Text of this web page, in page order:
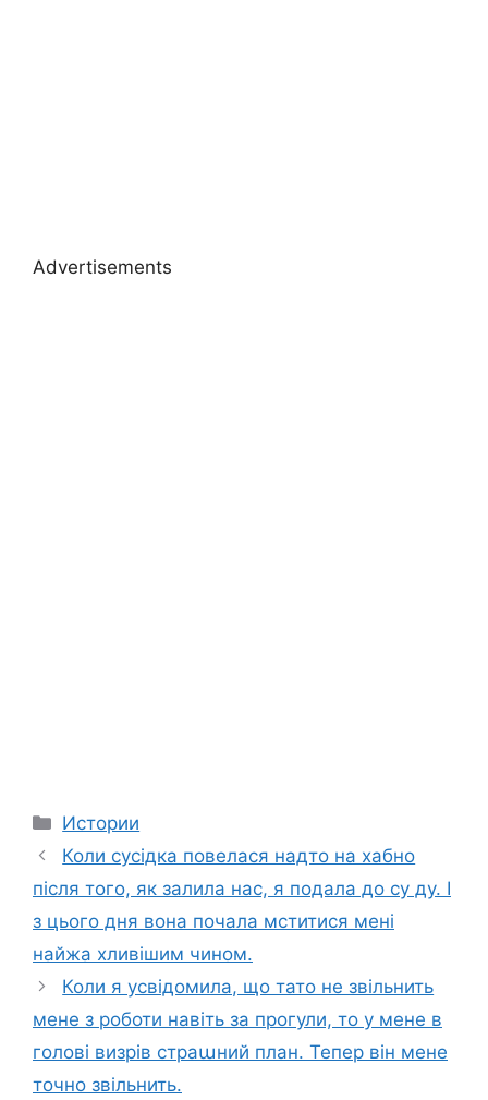
Advertisements
Categories
Истории
Коли сусідка повелася надто на хабно
після того, як залила нас, я подала до су ду. І
з цього дня вона почала мститися мені
найжа хливішим чином.
Коли я усвідомила, що тато не звільнить
мене з роботи навіть за прогули, то у мене в
голові визрів страաний план. Тепер він мене
точно звільнить.